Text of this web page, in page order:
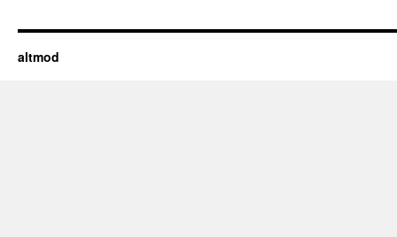
altmod